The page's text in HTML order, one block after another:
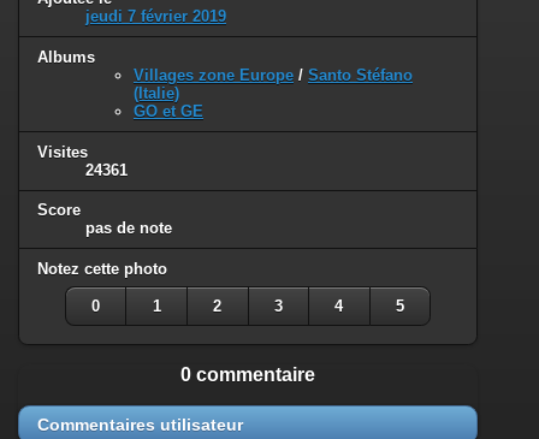
jeudi 7 février 2019
Albums
Villages zone Europe / Santo Stéfano
(Italie)
GO et GE
Visites
24361
Score
pas de note
Notez cette photo
0 1 2 3 4 5
0 commentaire
Commentaires utilisateur